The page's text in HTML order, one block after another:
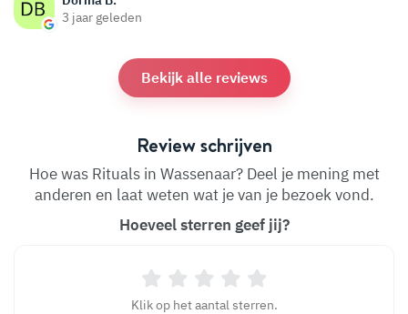
3 jaar geleden
Bekijk alle reviews
Review schrijven
Hoe was Rituals in Wassenaar? Deel je mening met
anderen en laat weten wat je van je bezoek vond.
Hoeveel sterren geef jij?
Klik op het aantal sterren.